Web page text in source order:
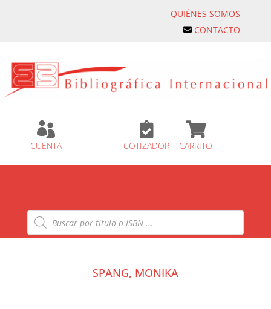
QUIÉNES SOMOS
CONTACTO

CUENTA

COTIZADOR

CARRITO
Búsqueda
de
productos
SPANG, MONIKA